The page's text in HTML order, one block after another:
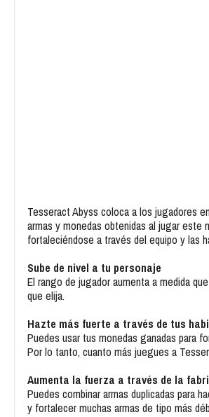
Tesseract Abyss coloca a los jugadores
armas y monedas obtenidas al jugar este
fortaleciéndose a través del equipo y las
Sube de nivel a tu personaje
El rango de jugador aumenta a medida
que elija.
Hazte más fuerte a través de tus
Puedes usar tus monedas ganadas para
Por lo tanto, cuanto más juegues a
Aumenta la fuerza a través de la
Puedes combinar armas duplicadas para
y fortalecer muchas armas de tipo más